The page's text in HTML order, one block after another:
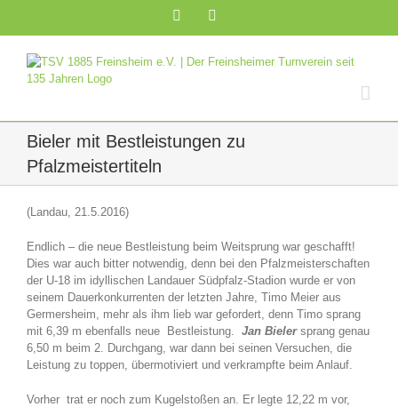
Facebook
Bieler mit Bestleistungen zu
Pfalzmeistertiteln
(Landau, 21.5.2016)
Endlich – die neue Bestleistung beim Weitsprung war geschafft!
Dies war auch bitter notwendig, denn bei den Pfalzmeisterschaften
der U-18 im idyllischen Landauer Südpfalz-Stadion wurde er von
seinem Dauerkonkurrenten der letzten Jahre, Timo Meier aus
Germersheim, mehr als ihm lieb war gefordert, denn Timo sprang
mit 6,39 m ebenfalls neue Bestleistung. Jan Bielersprang genau
6,50 m beim 2. Durchgang, war dann bei seinen Versuchen, die
Leistung zu toppen, übermotiviert und verkrampfte beim Anlauf.
Vorher trat er noch zum Kugelstoßen an. Er legte 12,22 m vor,